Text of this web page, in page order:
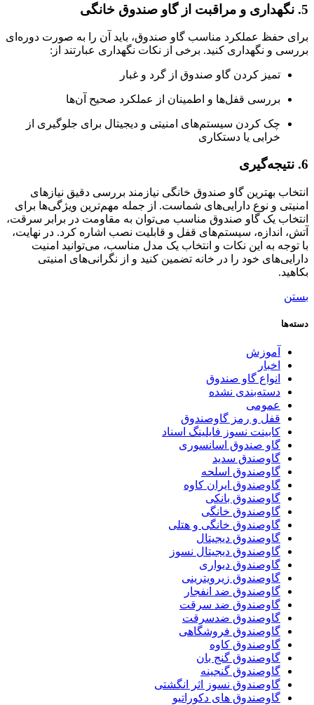
5. نگهداری و مراقبت از گاو صندوق خانگی
برای حفظ عملکرد مناسب گاو صندوق، باید آن را به صورت دوره‌ای
بررسی و نگهداری کنید. برخی از نکات نگهداری عبارتند از:
تمیز کردن گاو صندوق از گرد و غبار
بررسی قفل‌ها و اطمینان از عملکرد صحیح آن‌ها
چک کردن سیستم‌های امنیتی و دیجیتال برای جلوگیری از
خرابی یا دستکاری
6. نتیجه‌گیری
انتخاب بهترین گاو صندوق خانگی نیازمند بررسی دقیق نیازهای
امنیتی و نوع دارایی‌های شماست. از جمله مهم‌ترین ویژگی‌ها برای
انتخاب یک گاو صندوق مناسب می‌توان به مقاومت در برابر سرقت،
آتش، اندازه، سیستم‌های قفل و قابلیت نصب اشاره کرد. در نهایت،
با توجه به این نکات و انتخاب یک مدل مناسب، می‌توانید امنیت
دارایی‌های خود را در خانه تضمین کنید و از نگرانی‌های امنیتی
بکاهید.
بستن
دسته‌ها
آموزش
اخبار
انواع گاو صندوق
دسته‌بندی نشده
عمومی
قفل و رمز گاوصندوق
کابینت نسوز فایلینگ اسناد
گاو صندوق اسانسوری
گاوصندق سدید
گاوصندوق اسلحه
گاوصندوق ایران کاوه
گاوصندوق بانکی
گاوصندوق خانگی
گاوصندوق خانگی و هتلی
گاوصندوق دیجیتال
گاوصندوق دیجیتال نسوز
گاوصندوق دیواری
گاوصندوق زیرویترینی
گاوصندوق ضد انفجار
گاوصندوق ضد سرقت
گاوصندوق ضدسرقت
گاوصندوق فروشگاهی
گاوصندوق کاوه
گاوصندوق گنج بان
گاوصندوق گنجینه
گاوصندوق نسوز اثر انگشتی
گاوصندوق های دکوراتیو